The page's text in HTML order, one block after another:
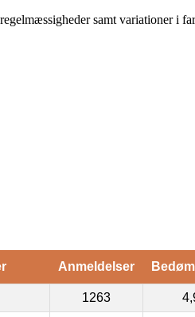
samt variationer i
Anmeldelser
1263